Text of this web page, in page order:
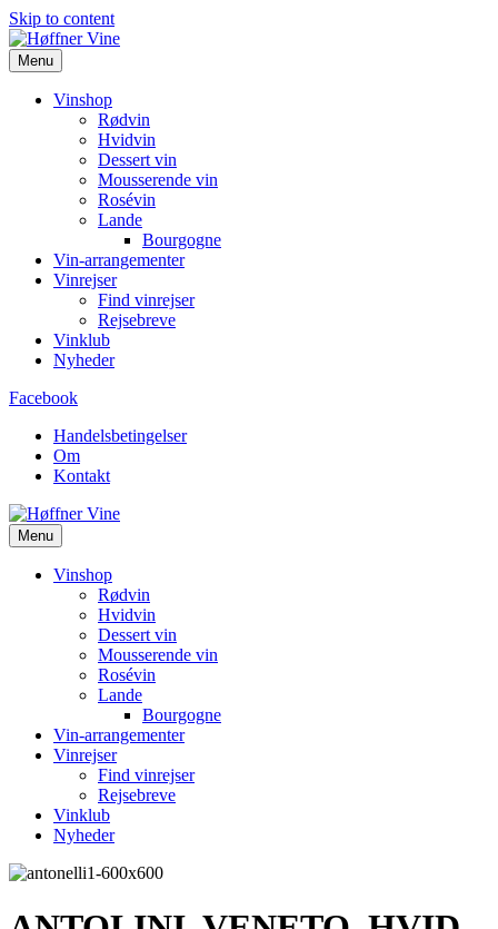
Skip to content
Menu
Vinshop
Rødvin
Hvidvin
Dessert vin
Mousserende vin
Rosévin
Lande
Bourgogne
Vin-arrangementer
Vinrejser
Find vinrejser
Rejsebreve
Vinklub
Nyheder
Facebook
Handelsbetingelser
Om
Kontakt
Menu
Vinshop
Rødvin
Hvidvin
Dessert vin
Mousserende vin
Rosévin
Lande
Bourgogne
Vin-arrangementer
Vinrejser
Find vinrejser
Rejsebreve
Vinklub
Nyheder